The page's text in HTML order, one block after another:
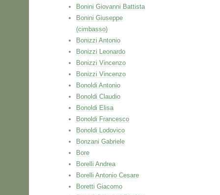
Bonini Giovanni Battista
Bonini Giuseppe
(cimbasso)
Bonizzi Antonio
Bonizzi Leonardo
Bonizzi Vincenzo
Bonizzi Vincenzo
Bonoldi Antonio
Bonoldi Claudio
Bonoldi Elisa
Bonoldi Francesco
Bonoldi Lodovico
Bonzani Gabriele
Bore
Borelli Andrea
Borelli Antonio Cesare
Boretti Giacomo